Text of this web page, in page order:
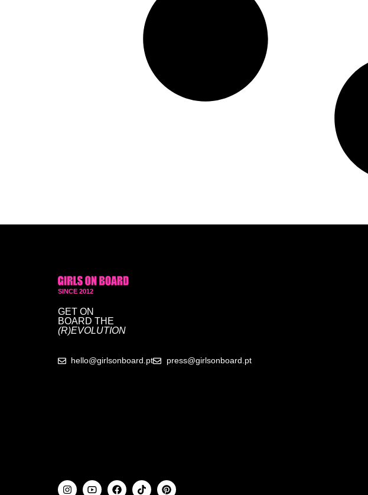
SINCE 2012
GET ON
BOARD THE
(R)EVOLUTION
hello@girlsonboard.pt press@girlsonboard.pt